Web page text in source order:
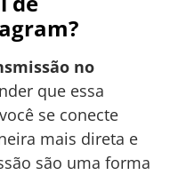
no
que essa
se conecte
mais direta e
são uma forma